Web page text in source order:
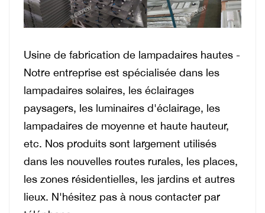
Usine de fabrication de lampadaires hautes -
Notre entreprise est spécialisée dans les
lampadaires solaires, les éclairages
paysagers, les luminaires d'éclairage, les
lampadaires de moyenne et haute hauteur,
etc. Nos produits sont largement utilisés
dans les nouvelles routes rurales, les places,
les zones résidentielles, les jardins et autres
lieux. N'hésitez pas à nous contacter par